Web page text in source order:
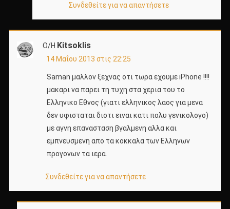
Συνδεθείτε για να απαντήσετε
Ο/Η Kitsoklis
14 Μαΐου 2013 στις 22:25
Saman μαλλον ξεχνας οτι τωρα εχουμε iPhone !!!!
μακαρι να παρει τη τυχη στα χερια του το
Ελληνικο Εθνος (γιατι ελληνικος λαος για μενα
δεν υφισταται διοτι ειναι κατι πολυ γενικολογο)
με αγνη επανασταση βγαλμενη αλλα και
εμπνευσμενη απο τα κοκκαλα των Ελληνων
προγονων τα ιερα.
Συνδεθείτε για να απαντήσετε